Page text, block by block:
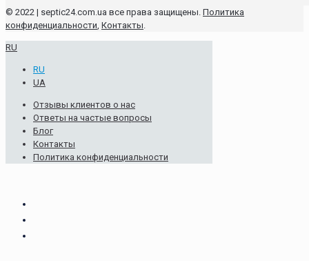
© 2022 | septic24.com.ua все права защищены. Политика
конфиденциальности, Контакты.
RU
RU
UA
Отзывы клиентов о нас
Ответы на частые вопросы
Блог
Контакты
Политика конфиденциальности